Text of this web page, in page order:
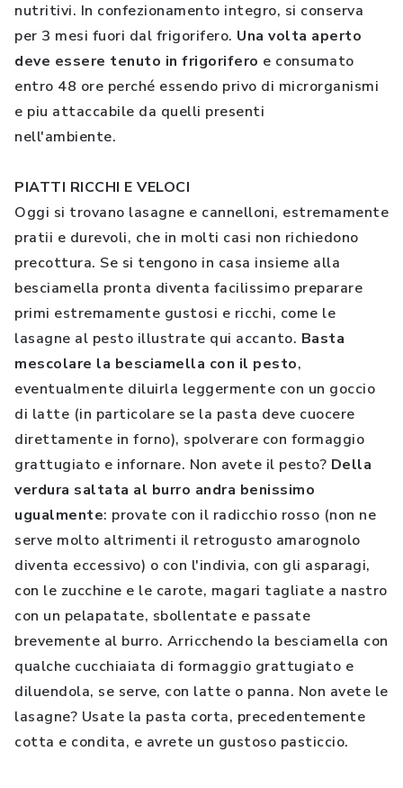
nutritivi. In confezionamento integro, si conserva
per 3 mesi fuori dal frigorifero. Una volta aperto
deve essere tenuto in frigorifero e consumato
entro 48 ore perché essendo privo di microrganismi
e piu attaccabile da quelli presenti
nell'ambiente.
PIATTI RICCHI E VELOCI
Oggi si trovano lasagne e cannelloni, estremamente
pratii e durevoli, che in molti casi non richiedono
precottura. Se si tengono in casa insieme alla
besciamella pronta diventa facilissimo preparare
primi estremamente gustosi e ricchi, come le
lasagne al pesto illustrate qui accanto. Basta
mescolare la besciamella con il pesto,
eventualmente diluirla leggermente con un goccio
di latte (in particolare se la pasta deve cuocere
direttamente in forno), spolverare con formaggio
grattugiato e infornare. Non avete il pesto? Della
verdura saltata al burro andra benissimo
ugualmente: provate con il radicchio rosso (non ne
serve molto altrimenti il retrogusto amarognolo
diventa eccessivo) o con l'indivia, con gli asparagi,
con le zucchine e le carote, magari tagliate a nastro
con un pelapatate, sbollentate e passate
brevemente al burro. Arricchendo la besciamella con
qualche cucchiaiata di formaggio grattugiato e
diluendola, se serve, con latte o panna. Non avete le
lasagne? Usate la pasta corta, precedentemente
cotta e condita, e avrete un gustoso pasticcio.